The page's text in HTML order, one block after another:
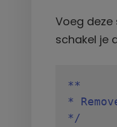
Voeg
schakel je
**
*
*/